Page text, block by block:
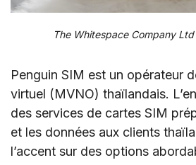
The Whitespace Company
Penguin SIM est un opérateur
virtuel (MVNO) thaïlandais.
des services de cartes SIM
et les données aux clients
l’accent sur des options